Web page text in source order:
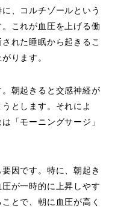
、コルチゾールという
これが血圧を上げる働
れた睡眠から起きるこ
ります。
朝起きると交感神経が
とします。それによ
「モーニングサージ」
因です。特に、朝起き
が一時的に上昇しやす
とで、朝に血圧が高く